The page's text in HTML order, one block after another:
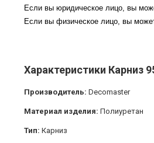
Если вы юридическое лицо, вы
Если вы физическое лицо, вы
Характеристики Карниз
Производитель: Decomaster
Материал изделия: Полиуретан
Тип: Карниз